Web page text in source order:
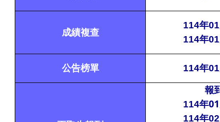
成績複查
114年01
114年01
公告榜單 114年01
報
114年
114年02